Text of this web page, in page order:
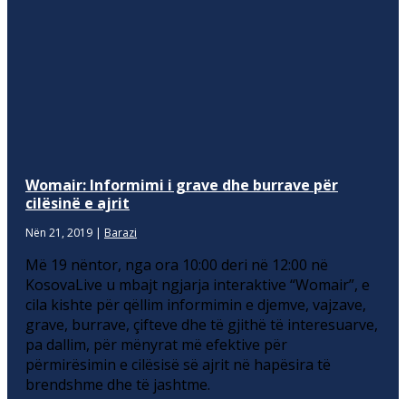
Womair: Informimi i grave dhe burrave për
cilësinë e ajrit
Nën 21, 2019 | Barazi
Më 19 nëntor, nga ora 10:00 deri në 12:00 në
KosovaLive u mbajt ngjarja interaktive “Womair”, e
cila kishte për qëllim informimin e djemve, vajzave,
grave, burrave, çifteve dhe të gjithë të interesuarve,
pa dallim, për mënyrat më efektive për
përmirësimin e cilësisë së ajrit në hapësira të
brendshme dhe të jashtme.